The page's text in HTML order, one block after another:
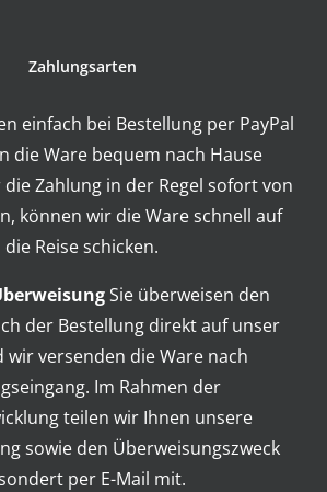
Zahlungsarten
einfach bei Bestellung per PayPal
die Ware bequem nach Hause
Zahlung in der Regel sofort von
können wir die Ware schnell auf
die Reise schicken.
Sie überweisen den
der Bestellung direkt auf unser
wir versenden die Ware nach
Im Rahmen der
teilen wir Ihnen unsere
sowie den Überweisungszweck
per E-Mail mit.